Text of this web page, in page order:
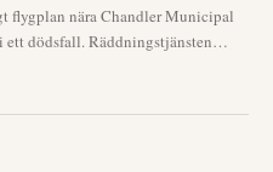
flygplan nära Chandler Municipal
dödsfall. Räddningstjänsten
efter flygplanets avgång.